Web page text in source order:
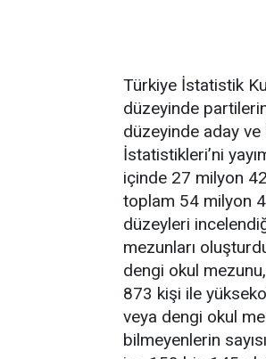
Türkiye İstatistik
düzeyinde
düzeyinde aday
İstatistikleri’ni
içinde 27 milyon
toplam 54 milyon
düzeyleri
mezunları
dengi okul
873 kişi ile
veya dengi okul
bilmeyenlerin